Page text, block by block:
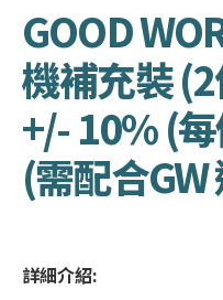
GOOD
機補充裝
+/- 10% (
(需配合
詳細介紹: